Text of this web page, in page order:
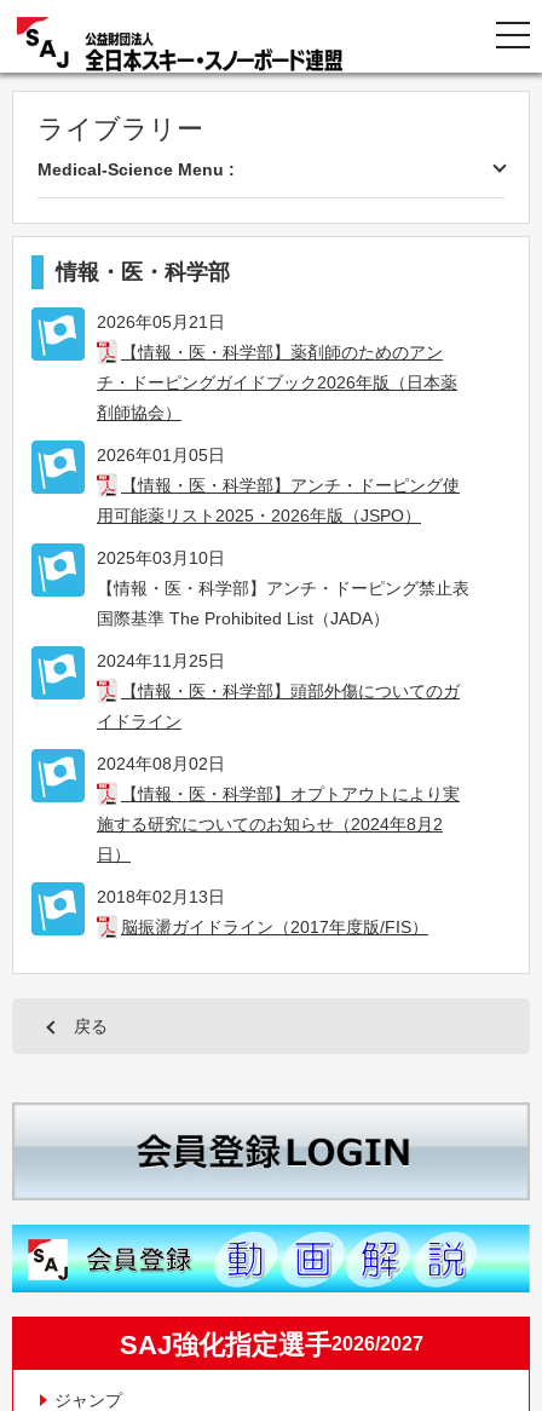
ライブラリー
Medical-Science Menu :
情報・医・科学部
2026年05月21日
【情報・医・科学部】薬剤師のためのアン
チ・ドーピングガイドブック2026年版（日本薬
剤師協会）
2026年01月05日
【情報・医・科学部】アンチ・ドーピング使
用可能薬リスト2025・2026年版（JSPO）
2025年03月10日
【情報・医・科学部】アンチ・ドーピング禁止表
国際基準 The Prohibited List（JADA）
2024年11月25日
【情報・医・科学部】頭部外傷についてのガ
イドライン
2024年08月02日
【情報・医・科学部】オプトアウトにより実
施する研究についてのお知らせ（2024年8月2
日）
2018年02月13日
脳振盪ガイドライン（2017年度版/FIS）
戻る
SAJ強化指定選手2026/2027
ジャンプ